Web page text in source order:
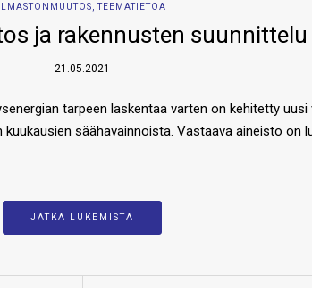
ILMASTONMUUTOS ,TEEMATIETOA
ja rakennusten suunnittelu
21.05.2021
tarpeen laskentaa varten on kehitetty uusi
säähavainnoista. Vastaava aineisto on
JATKA LUKEMISTA